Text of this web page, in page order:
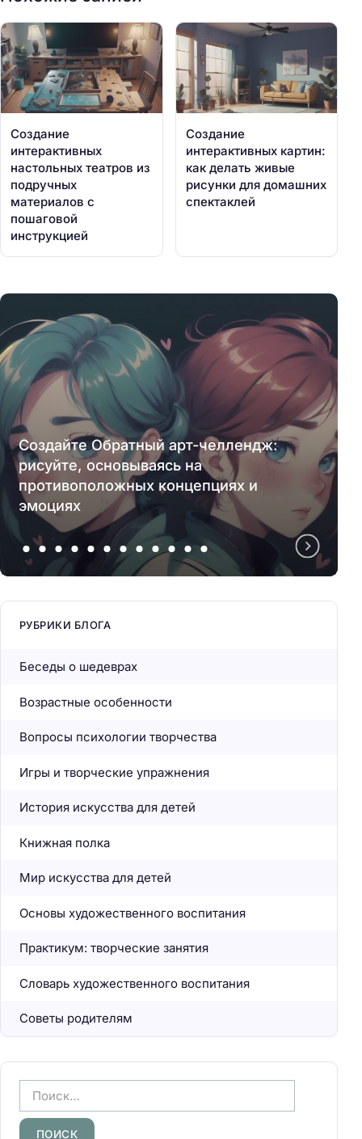
Создание
интерактивных
настольных театров из
подручных
материалов с
пошаговой
инструкцией
Создание
интерактивных картин:
как делать живые
рисунки для домашних
спектаклей
Создайте Обратный арт-челлендж:
рисуйте, основываясь на
противоположных концепциях и
эмоциях
РУБРИКИ БЛОГА
Беседы о шедеврах
Возрастные особенности
Вопросы психологии творчества
Игры и творческие упражнения
История искусства для детей
Книжная полка
Мир искусства для детей
Основы художественного воспитания
Практикум: творческие занятия
Словарь художественного воспитания
Советы родителям
а
й